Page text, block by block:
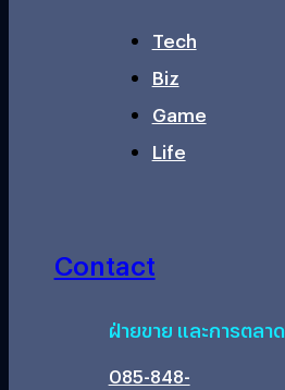
Tech
Biz
Game
Life
Contact
ฝ่ายขาย และการตลาด
085-848-